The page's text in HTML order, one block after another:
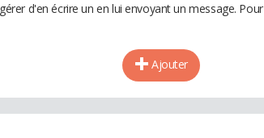
d'en écrire un en lui envoyant un message.
Ajouter